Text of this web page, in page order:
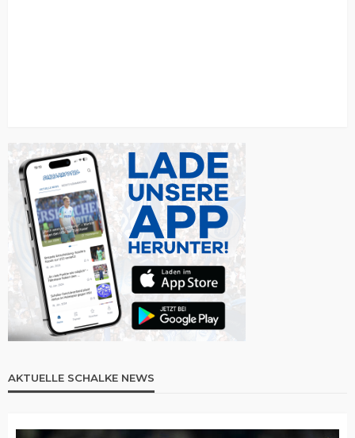
AKTUELLE SCHALKE NEWS